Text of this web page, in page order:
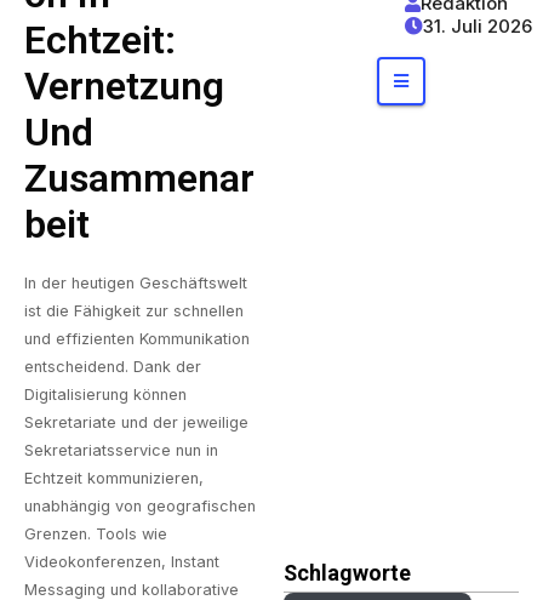
Echtzeit:
Vernetzung
Und
Zusammenar
Beit
In der heutigen Geschäftswelt
ist die Fähigkeit zur schnellen
und effizienten Kommunikation
entscheidend. Dank der
Digitalisierung können
Sekretariate und der jeweilige
Sekretariatsservice nun in
Echtzeit kommunizieren,
unabhängig von geografischen
Grenzen. Tools wie
Videokonferenzen, Instant
Messaging und kollaborative
her
bergen
deutschen
Konzerne
31. Juli 2026
Schlagworte